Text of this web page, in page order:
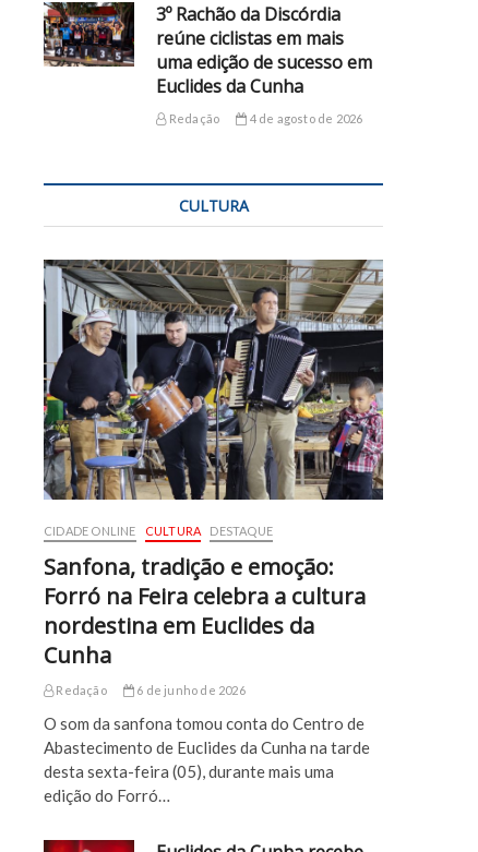
3º Rachão da Discórdia
reúne ciclistas em mais
uma edição de sucesso em
Euclides da Cunha
Redação 4 de agosto de 2026
CULTURA
CIDADE ONLINE CULTURA DESTAQUE
Sanfona, tradição e emoção:
Forró na Feira celebra a cultura
nordestina em Euclides da
Cunha
Redação 6 de junho de 2026
O som da sanfona tomou conta do Centro de
Abastecimento de Euclides da Cunha na tarde
desta sexta-feira (05), durante mais uma
edição do Forró…